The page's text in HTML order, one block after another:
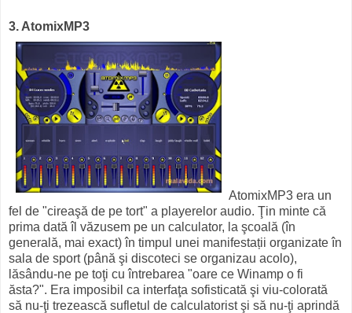
3. AtomixMP3
AtomixMP3 era un
fel de "cireaşă de pe tort" a playerelor audio. Ţin minte că
prima dată îl văzusem pe un calculator, la şcoală (în
generală, mai exact) în timpul unei manifestații organizate în
sala de sport (până şi discoteci se organizau acolo),
lăsându-ne pe toţi cu întrebarea "oare ce Winamp o fi
ăsta?". Era imposibil ca interfaţa sofisticată şi viu-colorată
să nu-ţi trezească sufletul de calculatorist şi să nu-ţi aprindă